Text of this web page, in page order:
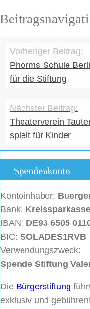
Phorms-Schule
für die Stiftung
Theaterverein
spielt für Kinder
Spendenkonto
Kontoinhaber:
Bank:
IBAN: DE93 6505
BIC: SOLADES1RVB
Verwendungszweck:
Spende Stiftung
Die Bürgerstiftung
exklusiv und